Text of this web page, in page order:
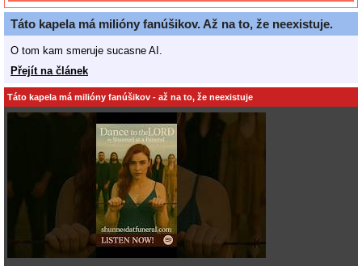
Táto kapela má milióny fanúšikov. Až na to, že neexistuje.
O tom kam smeruje sucasne AI.
Přejít na článek
Táto kapela má milióny fanúšikov - až na to, že neexistuje